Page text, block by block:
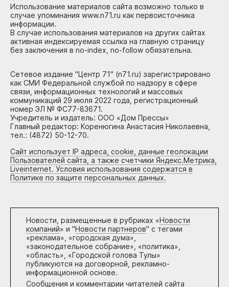
Использование материалов сайта возможно только в
случае упоминания www.n71.ru как первоисточника
информации.
В случае использования материалов на других сайтах
активная индексируемая ссылка на главную страницу
без заключения в no-index, no-follow обязательна.
Сетевое издание "Центр 71" (n71.ru) зарегистрировано
как СМИ Федеральной службой по надзору в сфере
связи, информационных технологий и массовых
коммуникаций 29 июля 2022 года, регистрационный
номер ЭЛ № ФС77-83671.
Учредитель и издатель: ООО «Дом Прессы»
Главный редактор: Коренюгина Анастасия Николаевна,
тел.: (4872) 50-12-70.
Сайт использует IP адреса, cookie, данные геолокации
Пользователей сайта, а также счетчики Яндекс.Метрика,
Liveinternet. Условия использования содержатся в
Политике по защите персональных данных.
Новости, размещенные в рубриках «Новости
компаний» и "Новости партнеров" с тегами
«реклама», «городская дума»,
«законодательное собрание», «политика»,
«область», «Городской голова Тулы»
публикуются на договорной, рекламно-
информационной основе.
Сообщения и комментарии читателей сайта